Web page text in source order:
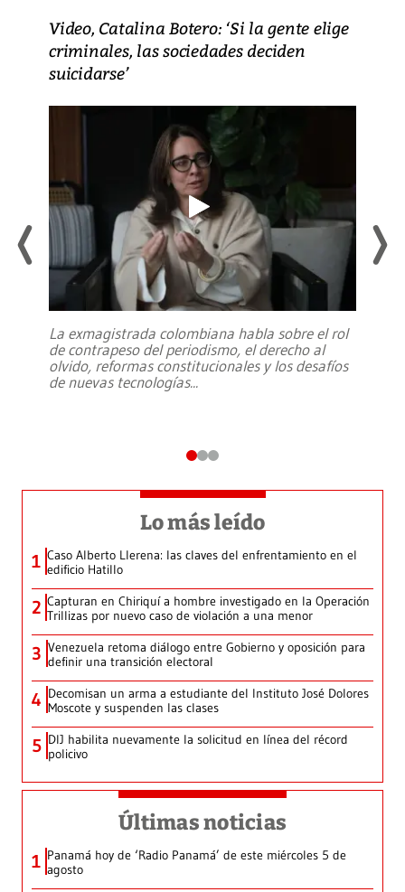
Video, Catalina Botero: ‘Si la gente elige
criminales, las sociedades deciden
suicidarse’
La exmagistrada colombiana habla sobre el rol
de contrapeso del periodismo, el derecho al
olvido, reformas constitucionales y los desafíos
de nuevas tecnologías...
Lo más leído
1 Caso Alberto Llerena: las claves del enfrentamiento en el
edificio Hatillo
2 Capturan en Chiriquí a hombre investigado en la Operación
Trillizas por nuevo caso de violación a una menor
3 Venezuela retoma diálogo entre Gobierno y oposición para
definir una transición electoral
4 Decomisan un arma a estudiante del Instituto José Dolores
Moscote y suspenden las clases
5 DIJ habilita nuevamente la solicitud en línea del récord
policivo
Últimas noticias
1 Panamá hoy de ‘Radio Panamá’ de este miércoles 5 de
agosto